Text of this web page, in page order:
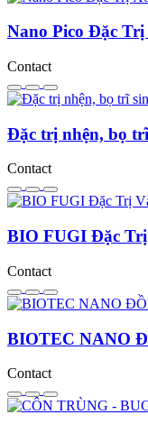
Nano Pico Đặc
Contact
Đặc trị nhện, bọ
Contact
BIO FUGI Đặc
Contact
BIOTEC NANO
Contact